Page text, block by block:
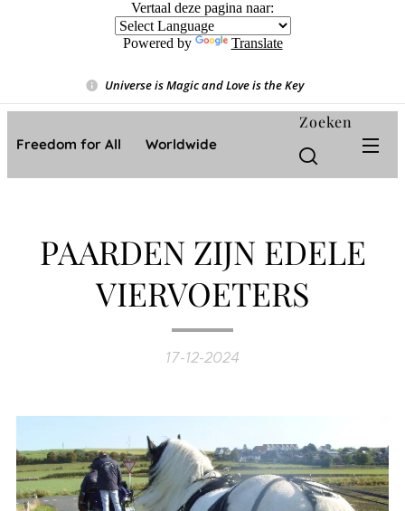
Vertaal deze pagina naar:
Powered by Translate
Universe is Magic and Love is the Key❤️
Freedom for All ❤️ Worldwide
Zoeken
PAARDEN ZIJN EDELE
VIERVOETERS
17-12-2024